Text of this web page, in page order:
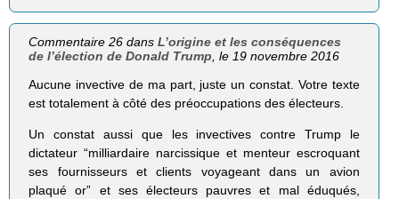
Commentaire 26 dansL’origine et les conséquences
de l’élection de Donald Trump , le 19 novembre 2016
Aucune invective de ma part, juste un constat. Votre texte
est totalement à côté des préoccupations des électeurs.
Un constat aussi que les invectives contre Trump le
dictateur “milliardaire narcissique et menteur escroquant
ses fournisseurs et clients voyageant dans un avion
plaqué or” et ses électeurs pauvres et mal éduqués,